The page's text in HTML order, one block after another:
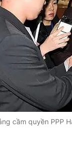
cầm quyền PPP